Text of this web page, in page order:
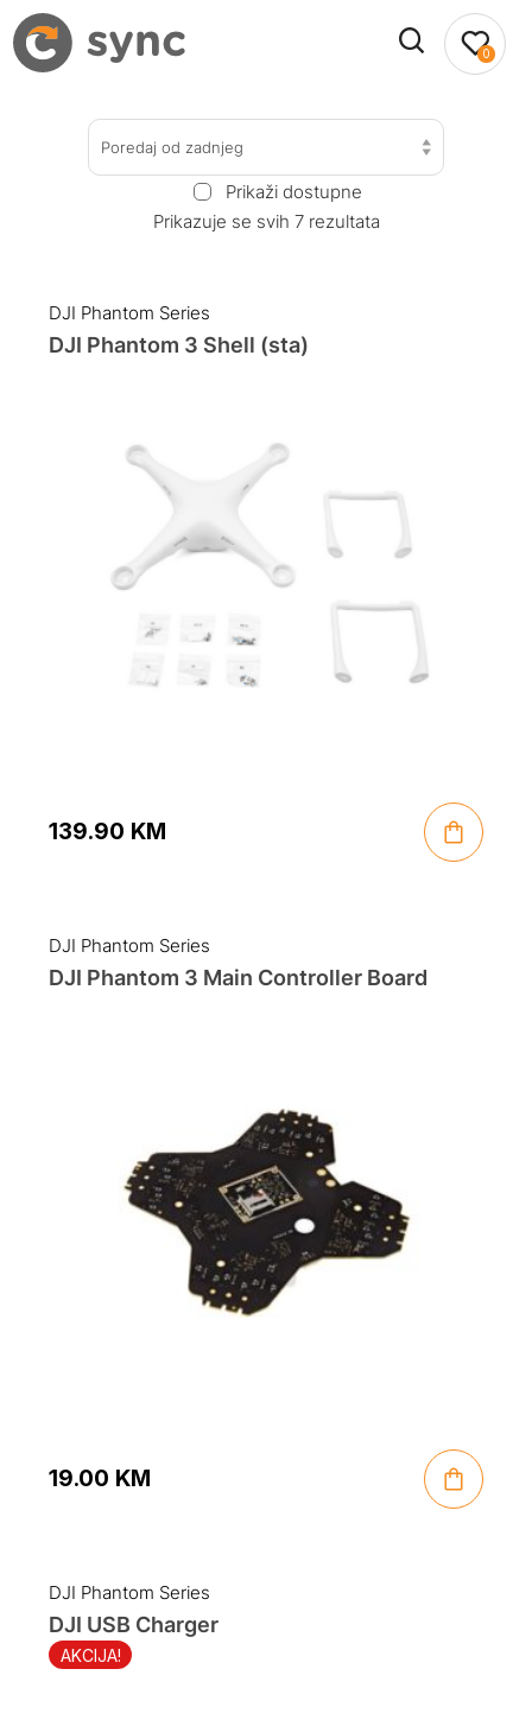
0
Poredaj od zadnjeg
Prikaži dostupne
Prikazuje se svih 7 rezultata
DJI Phantom Series
DJI Phantom 3 Shell (sta)
139.90 KM
DJI Phantom Series
DJI Phantom 3 Main Controller Board
19.00 KM
DJI Phantom Series
AKCIJA!
DJI USB Charger